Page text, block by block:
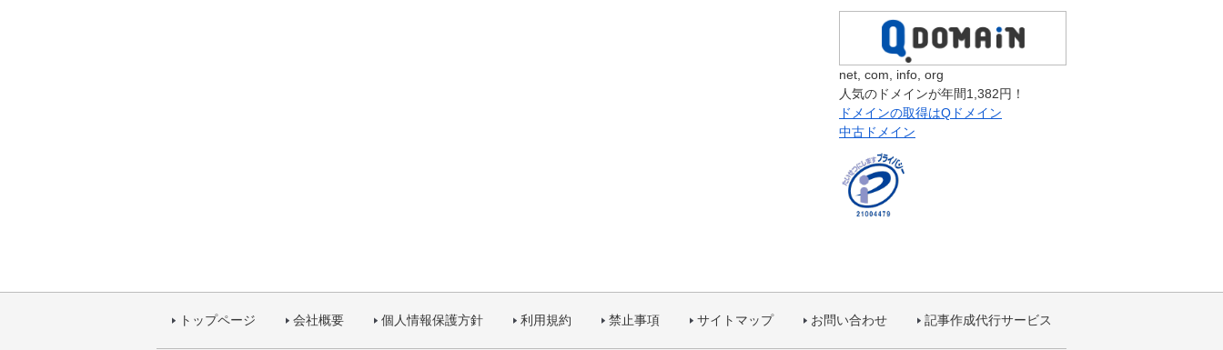
net, com, info, org
人気のドメインが年間1,382円！
ドメインの取得はQドメイン
中古ドメイン
トップページ 会社概要 個人情報保護方針 利用規約 禁止事項 サイトマップ お問い合わせ 記事作成代行サービス